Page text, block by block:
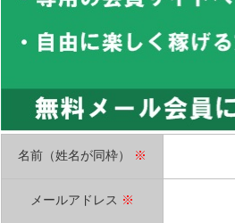
名前（姓名が同枠） ※
メールアドレス ※